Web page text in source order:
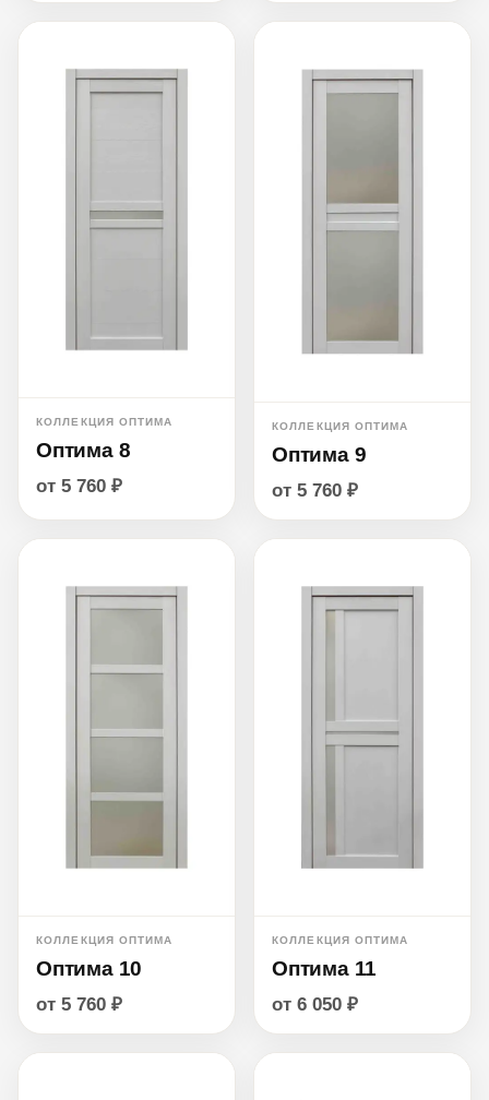
КОЛЛЕКЦИЯ ОПТИМА
Оптима 8
от 5 760 ₽
КОЛЛЕКЦИЯ ОПТИМА
Оптима 9
от 5 760 ₽
КОЛЛЕКЦИЯ ОПТИМА
Оптима 10
от 5 760 ₽
КОЛЛЕКЦИЯ ОПТИМА
Оптима 11
от 6 050 ₽